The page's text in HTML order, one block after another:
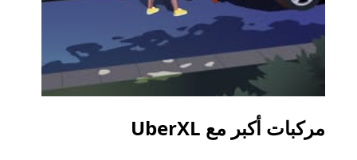
مركبات أكبر مع UberXL